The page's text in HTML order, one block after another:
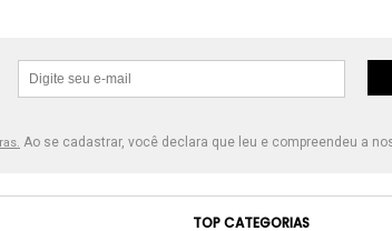
Ao se cadastrar, você declara que leu e compreendeu a
TOP CATEGORIAS